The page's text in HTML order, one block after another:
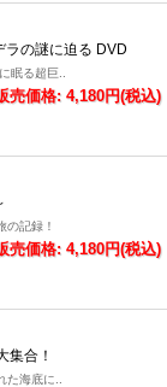
の謎に迫る DVD
眠る超巨..
売価格: 4,180円(税込)
の記録！
売価格: 4,180円(税込)
集合！
海底に..